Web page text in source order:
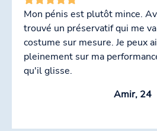
Mon pénis est plutôt mince.
trouvé un préservatif qui me
costume sur mesure. Je peux
pleinement sur ma
qu'il glisse.
Amir, 24